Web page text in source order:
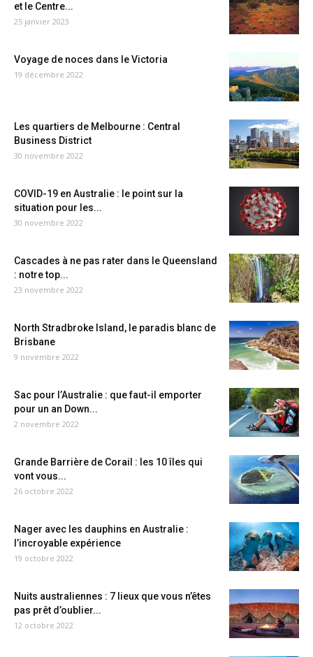
et le Centre...
25 janvier 2023
Voyage de noces dans le Victoria
19 décembre 2022
Les quartiers de Melbourne : Central
Business District
30 novembre 2022
COVID-19 en Australie : le point sur la
situation pour les...
30 novembre 2022
Cascades à ne pas rater dans le Queensland
: notre top...
23 novembre 2022
North Stradbroke Island, le paradis blanc de
Brisbane
9 novembre 2022
Sac pour l’Australie : que faut-il emporter
pour un an Down...
2 novembre 2022
Grande Barrière de Corail : les 10 îles qui
vont vous...
26 octobre 2022
Nager avec les dauphins en Australie :
l’incroyable expérience
19 octobre 2022
Nuits australiennes : 7 lieux que vous n’êtes
pas prêt d’oublier...
12 octobre 2022